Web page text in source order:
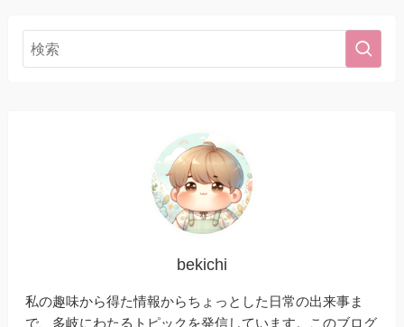
bekichi
私の趣味から得た情報からちょっとした日常の出来事ま
で、多岐にわたるトピックを発信しています。このブログ